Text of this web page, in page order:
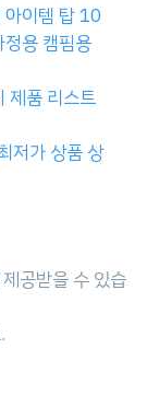
아이템 탑 10
용 캠핌용
제품 리스트
저가 상품 상
공받을 수 있습